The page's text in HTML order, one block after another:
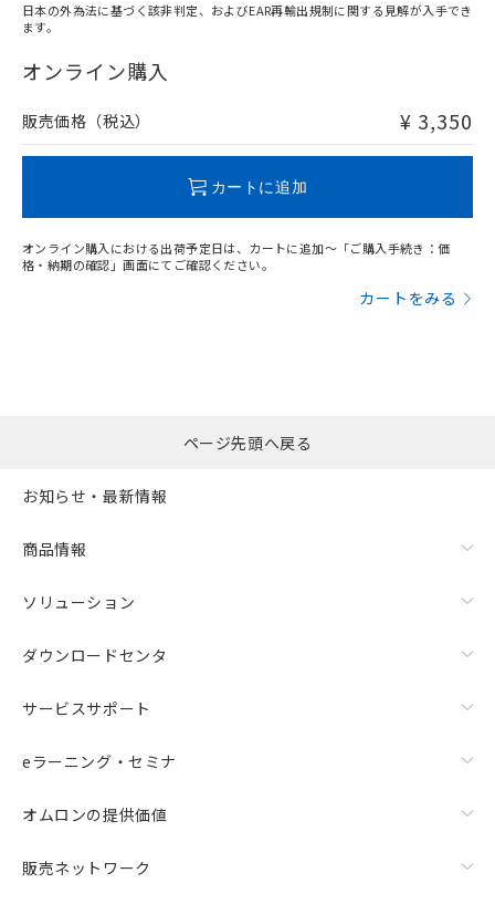
在庫等で未対応品が混在する可能性があります。
問い合わせください。
日本の外為法に基づく該非判定、およびEAR再輸出規制に関する見解が入手でき
ます。
オンライン購入
販売価格（税込） ¥ 3,350
カートに追加
オンライン購入における出荷予定日は、カートに追加～「ご購入手続き：価
格・納期の確認」画面にてご確認ください。
カートをみる
ページ先頭へ戻る
お知らせ・最新情報
商品情報
ソリューション
ダウンロードセンタ
サービスサポート
eラーニング・セミナ
オムロンの提供価値
販売ネットワーク